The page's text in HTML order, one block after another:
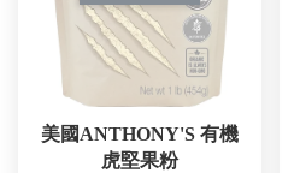
美國ANTHONY'S 有機
虎堅果粉